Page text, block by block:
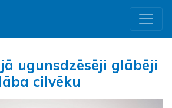
ugunsdzēsēji glābēji
cilvēku